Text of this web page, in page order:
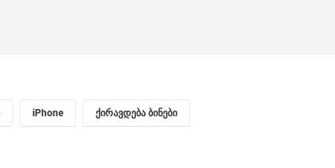
iPhone ქირავდება ბინები